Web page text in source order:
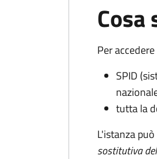
Cosa
Per
SPID
tutta la
L'istanza
sostitutiva